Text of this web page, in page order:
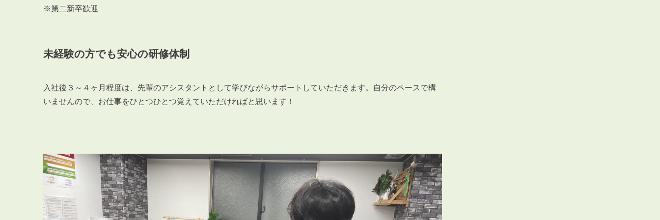
※第二新卒歓迎
未経験の方でも安心の研修体制
入社後３～４ヶ月程度は、先輩のアシスタントとして学びながらサポートしていただきます。自分のペースで構
いませんので、お仕事をひとつひとつ覚えていただければと思います！